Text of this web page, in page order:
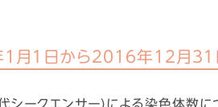
月１日から2016年12月3
シークエンサー)による染色体数